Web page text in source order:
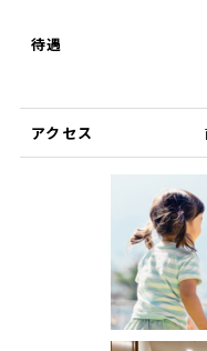
待遇
アクセス